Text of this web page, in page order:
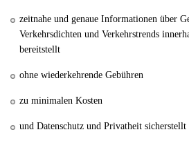
zeitnahe und genaue Informationen über
Verkehrsdichten und Verkehrstrends
bereitstellt
ohne wiederkehrende Gebühren
zu minimalen Kosten
und Datenschutz und Privatheit